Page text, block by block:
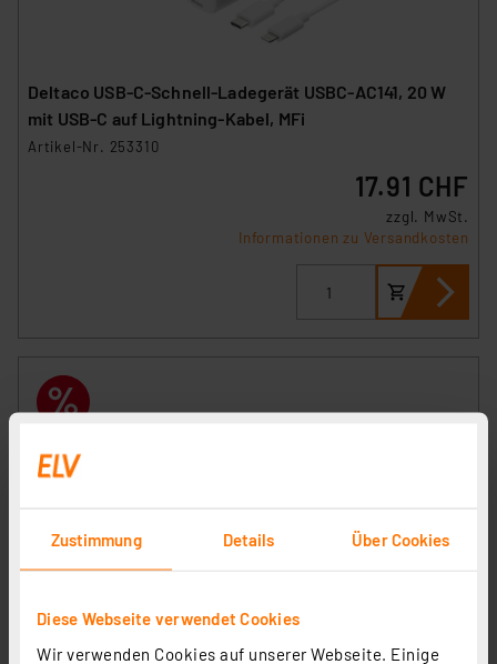
Zustimmung Details Über Cookies
Diese Webseite verwendet Cookies
Wir verwenden Cookies auf unserer Webseite. Einige
Deltaco USB-C-Schnell-Ladegerät USBC-AC141, 20 W
mit USB-C auf Lightning-Kabel, MFi
Artikel-Nr. 253310
17.91 CHF
zzgl. MwSt.
Informationen zu Versandkosten
Deltaco 2-fach USB-C-Schnell-Ladegerät USBC-
GAN03, 100 W mit Power Delivery